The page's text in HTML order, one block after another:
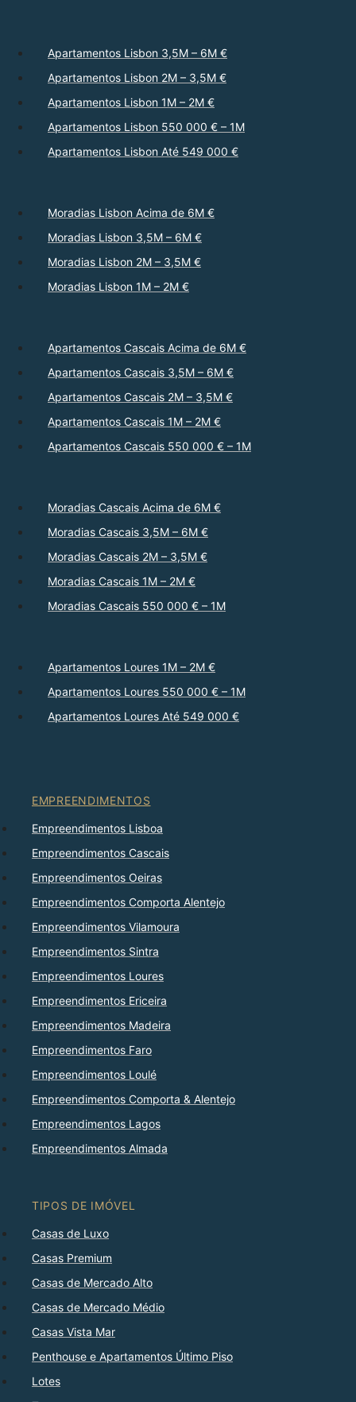
Apartamentos Lisbon 3,5M – 6M €
Apartamentos Lisbon 2M – 3,5M €
Apartamentos Lisbon 1M – 2M €
Apartamentos Lisbon 550 000 € – 1M
Apartamentos Lisbon Até 549 000 €
Moradias Lisbon Acima de 6M €
Moradias Lisbon 3,5M – 6M €
Moradias Lisbon 2M – 3,5M €
Moradias Lisbon 1M – 2M €
Apartamentos Cascais Acima de 6M €
Apartamentos Cascais 3,5M – 6M €
Apartamentos Cascais 2M – 3,5M €
Apartamentos Cascais 1M – 2M €
Apartamentos Cascais 550 000 € – 1M
Moradias Cascais Acima de 6M €
Moradias Cascais 3,5M – 6M €
Moradias Cascais 2M – 3,5M €
Moradias Cascais 1M – 2M €
Moradias Cascais 550 000 € – 1M
Apartamentos Loures 1M – 2M €
Apartamentos Loures 550 000 € – 1M
Apartamentos Loures Até 549 000 €
EMPREENDIMENTOS
Empreendimentos Lisboa
Empreendimentos Cascais
Empreendimentos Oeiras
Empreendimentos Comporta Alentejo
Empreendimentos Vilamoura
Empreendimentos Sintra
Empreendimentos Loures
Empreendimentos Ericeira
Empreendimentos Madeira
Empreendimentos Faro
Empreendimentos Loulé
Empreendimentos Comporta & Alentejo
Empreendimentos Lagos
Empreendimentos Almada
TIPOS DE IMÓVEL
Casas de Luxo
Casas Premium
Casas de Mercado Alto
Casas de Mercado Médio
Casas Vista Mar
Penthouse e Apartamentos Último Piso
Lotes